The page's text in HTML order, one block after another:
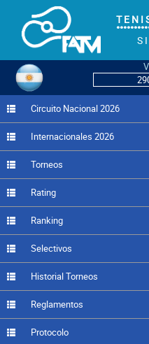
T E N I
S I E
Circuito Nacional 2026
Internacionales 2026
Torneos
Rating
Ranking
Selectivos
Historial Torneos
Reglamentos
Protocolo